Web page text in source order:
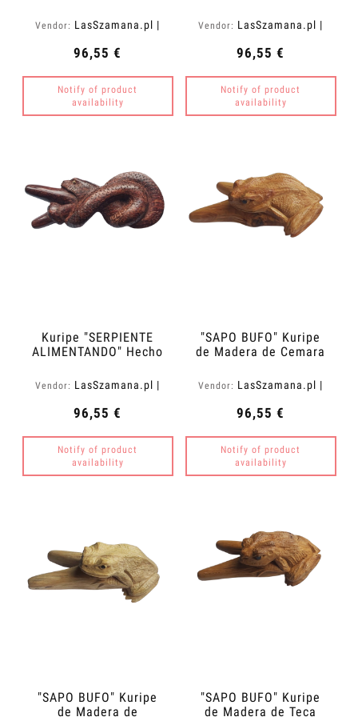
Oscuro (Acacia
melanoxylon)
Vendor: LasSzamana.pl |
96,55 €
Notify of product
availability
(Manilkara kauki)
Vendor: LasSzamana.pl |
96,55 €
Notify of product
availability
Kuripe "SERPIENTE
ALIMENTANDO" Hecho
Tamarindo
(Tamarindus indica)
Vendor: LasSzamana.pl |
96,55 €
Notify of product
availability
"SAPO BUFO" Kuripe
de Madera de Cemara
Vendor: LasSzamana.pl |
96,55 €
Notify of product
availability
"SAPO BUFO" Kuripe
de Madera de
"SAPO BUFO" Kuripe
de Madera de Teca